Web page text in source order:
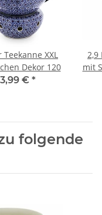
Teekanne XXL
Dekor 120
€ *
2,9
mit
folgende